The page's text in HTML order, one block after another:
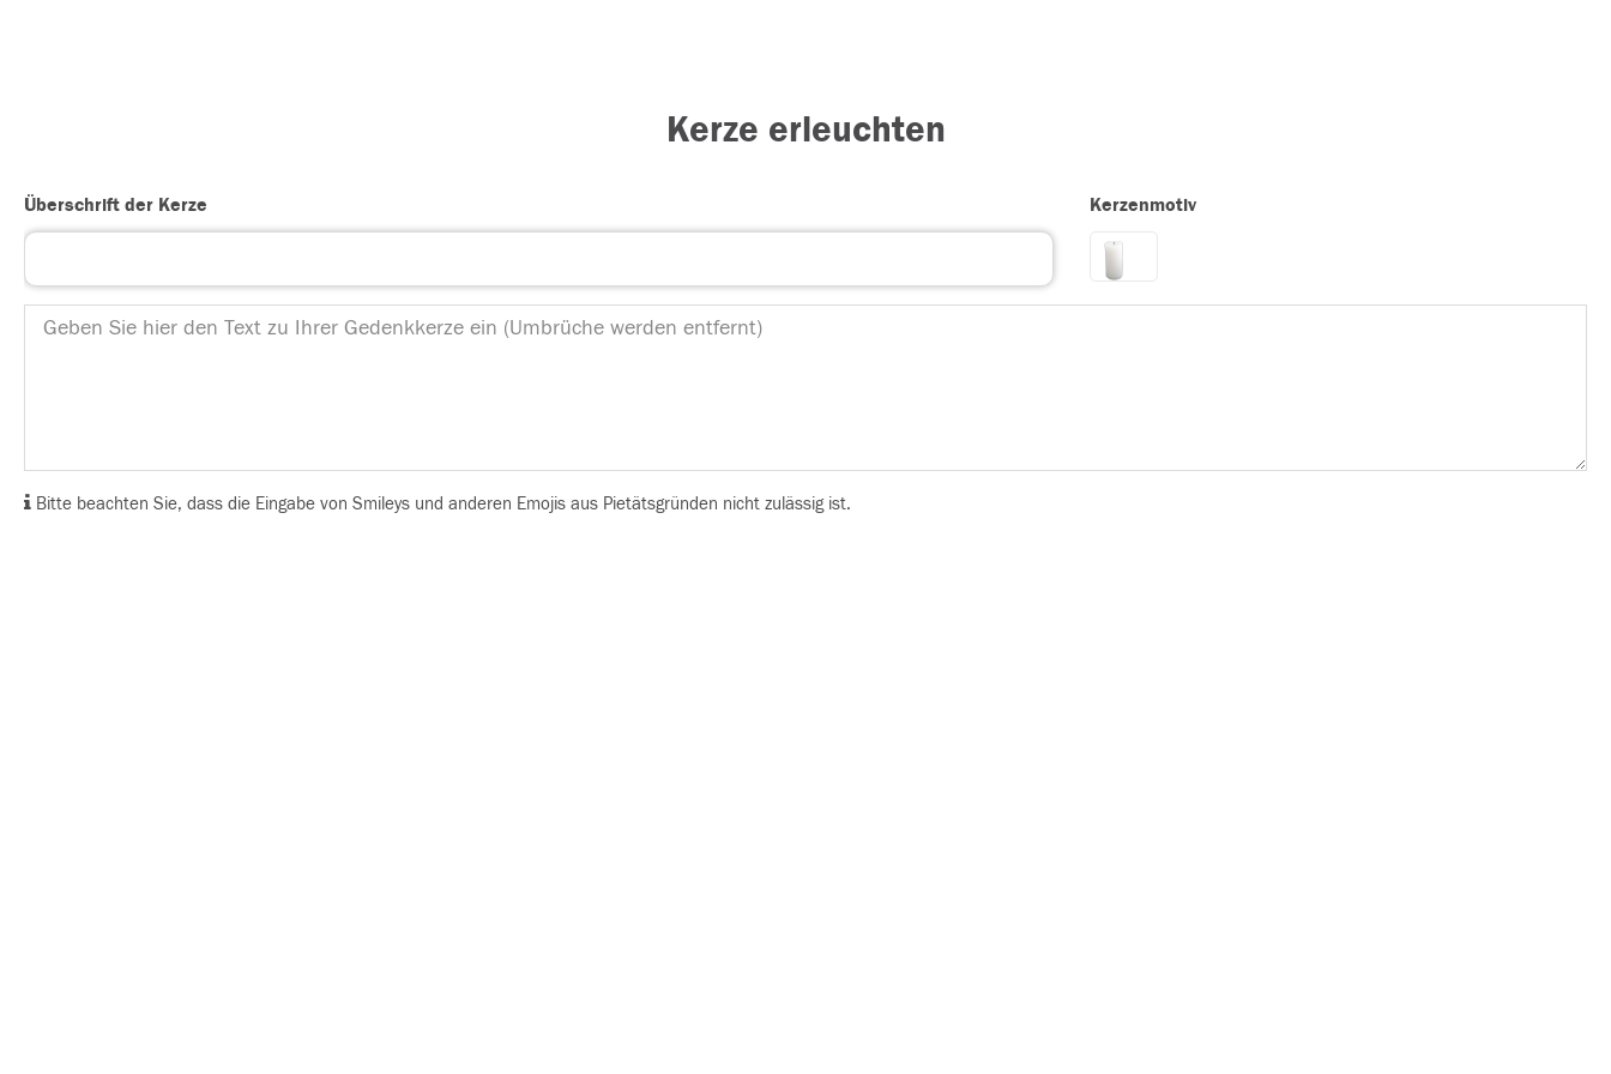
Kerze erleuchten
Überschrift der Kerze Kerzenmotiv
Bitte beachten Sie, dass die Eingabe von Smileys und anderen Emojis aus Pietätsgründen nicht zulässig ist.